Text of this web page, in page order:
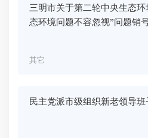
三明市关于第二轮中央生态
态环境问题不容忽视”问题销
其它
民主党派市级组织新老领导